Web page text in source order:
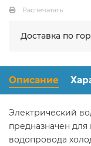
Распечатать
Доставка по
Описание
Электрический
предназначен
водопровода